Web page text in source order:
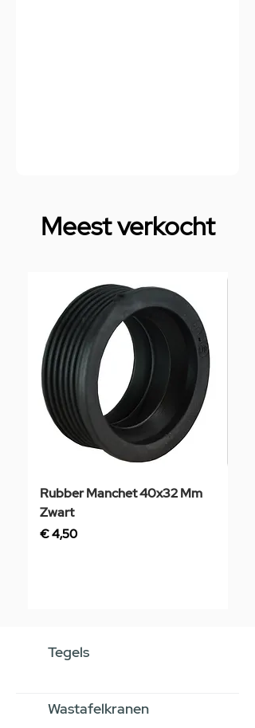
Meest verkocht
Rubber Manchet 40x32 Mm
Zwart
Prijs
€ 4,50
Tegels
Wastafelkranen